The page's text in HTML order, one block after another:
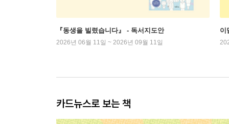
『동생을 빌렸습니다』 - 독서지도안
2026년 06월 11일 ~ 2026년 09월 11일
이
카드뉴스로 보는 책